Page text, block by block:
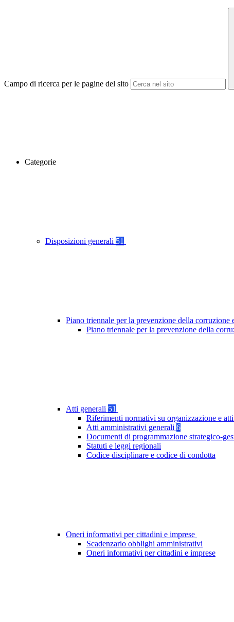
Campo di ricerca per le pagine del sito
Categorie
Disposizioni generali 51
Piano triennale per la prevenzione della corruzione
Piano triennale per la prevenzione della
Atti generali 51
Riferimenti normativi su organizzazione e
Atti amministrativi generali 6
Documenti di programmazione strategico-
Statuti e leggi regionali
Codice disciplinare e codice di condotta
Oneri informativi per cittadini e imprese
Scadenzario obblighi amministrativi
Oneri informativi per cittadini e imprese